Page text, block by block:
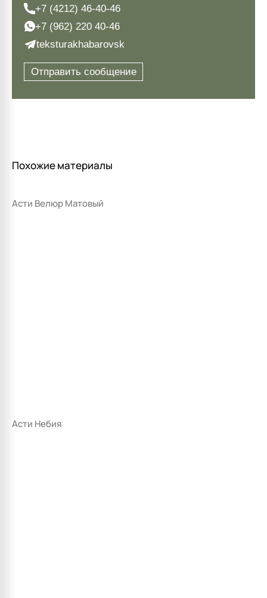
+7 (4212) 46-40-46
+7 (962) 220 40-46
teksturakhabarovsk
Отправить сообщение
Похожие материалы
Асти Велюр Матовый
Асти Небия